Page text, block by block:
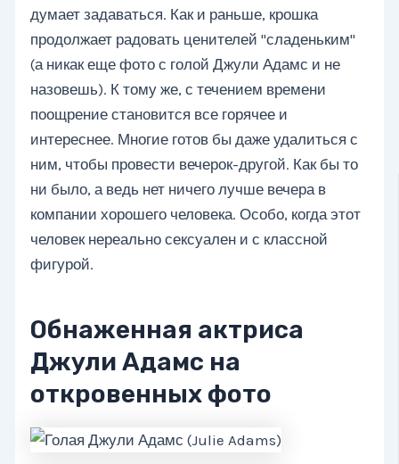
думает задаваться. Как и раньше, крошка
продолжает радовать ценителей "сладеньким"
(а никак еще фото с голой Джули Адамс и не
назовешь). К тому же, с течением времени
поощрение становится все горячее и
интереснее. Многие готов бы даже удалиться с
ним, чтобы провести вечерок-другой. Как бы то
ни было, а ведь нет ничего лучше вечера в
компании хорошего человека. Особо, когда этот
человек нереально сексуален и с классной
фигурой.
Обнаженная актриса
Джули Адамс на
откровенных фото